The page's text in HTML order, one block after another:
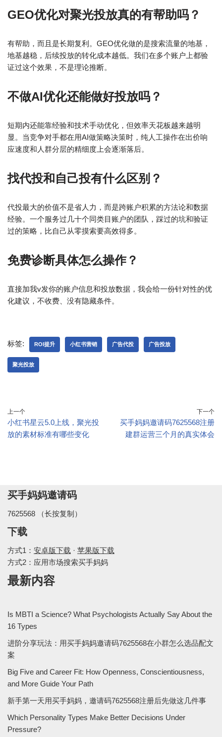
GEO优化对聚光投放真的有帮助吗？
有帮助，而且是长期复利。GEO优化做的是搜索流量的地基，
地基越稳，后续投放的转化成本越低。我们在多个账户上都验
证过这个效果，不是理论推断。
不做AI优化还能做好投放吗？
短期内还能靠经验和技术手动优化，但效率天花板越来越明
显。当竞争对手都在用AI做策略决策时，纯人工操作在出价响
应速度和人群分层的精细度上会逐渐落后。
找代投和自己投有什么区别？
代投最大的价值不是省人力，而是跨账户积累的方法论和数据
经验。一个服务过几十个同类目账户的团队，踩过的坑和验证
过的策略，比自己从零摸索要高效得多。
免费诊断具体怎么操作？
直接加我v发你的账户信息和投放数据，我会给一份针对性的优
化建议，不收费、没有隐藏条件。
标签: ROI提升 小红书营销 广告代投 广告投放
聚光投放
上一个
小红书星云5.0上线，聚光投
放的素材标准有哪些变化
下一个
买手妈妈邀请码7625568注册
建群运营三个月的真实体会
买手妈妈邀请码
7625568 （长按复制）
下载
方式1： 安卓版下载 · 苹果版下载
方式2：应用市场搜索买手妈妈
最新内容
Is MBTI a Science? What Psychologists Actually Say About the
16 Types
进阶分享玩法：用买手妈妈邀请码7625568在小群怎么选品配文
案
Big Five and Career Fit: How Openness, Conscientiousness,
and More Guide Your Path
新手第一天用买手妈妈，邀请码7625568注册后先做这几件事
Which Personality Types Make Better Decisions Under
Pressure?